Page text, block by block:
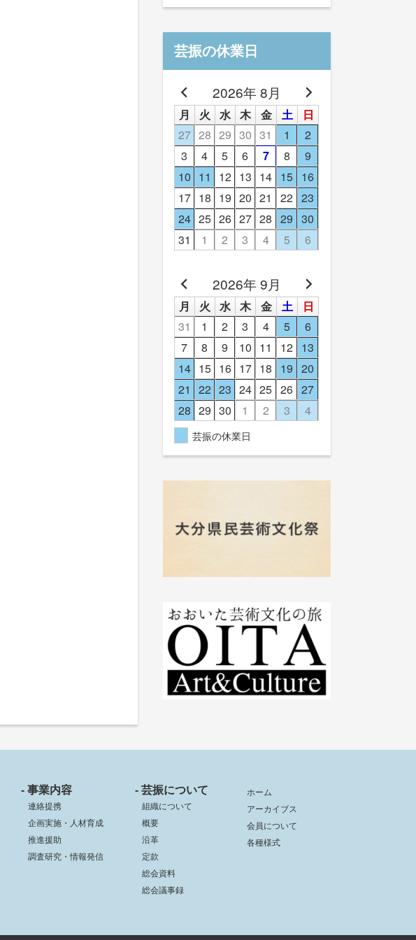
芸振の休業日
2026年 8月
月 火 水 木 金 土
日
27 28 29 30 31 1
2
3
4 5 6 7 8
9
10 11 12 13 14 15 16
17 18 19 20 21 22 23
24 25 26 27 28 29 30
31
1 2 3 4 5 6
2026年 9月
月 火 水 木 金 土
日
31
1 2 3 4 5
6
7
8 9 10 11 12 13
14 15 16 17 18 19 20
21
22 23 24 25 26 27
28 29 30 1 2 3 4
芸振の休業日
- 事業内容
連絡提携
企画実施・人材育成
推進援助
調査研究・情報発信
- 芸振について
組織について
概要
沿革
定款
総会資料
総会議事録
ホーム
アーカイブス
会員について
各種様式